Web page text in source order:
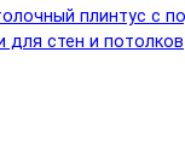
плинтус с
для стен и потолков